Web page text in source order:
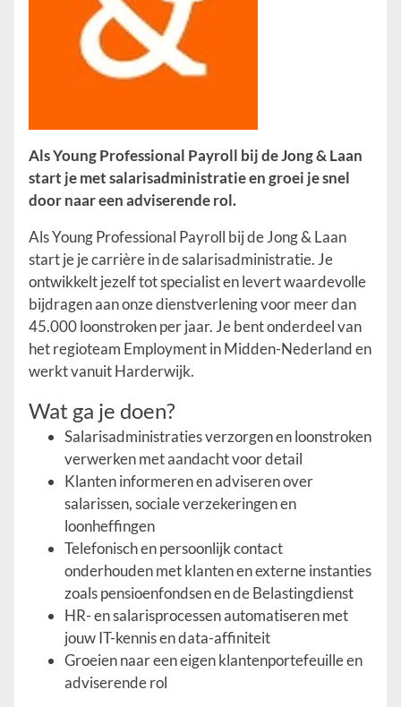
Als Young Professional Payroll bij de Jong & Laan
start je met salarisadministratie en groei je snel
door naar een adviserende rol.
Als Young Professional Payroll bij de Jong & Laan
start je je carrière in de salarisadministratie. Je
ontwikkelt jezelf tot specialist en levert waardevolle
bijdragen aan onze dienstverlening voor meer dan
45.000 loonstroken per jaar. Je bent onderdeel van
het regioteam Employment in Midden-Nederland en
werkt vanuit Harderwijk.
Wat ga je doen?
Salarisadministraties verzorgen en loonstroken
verwerken met aandacht voor detail
Klanten informeren en adviseren over
salarissen, sociale verzekeringen en
loonheffingen
Telefonisch en persoonlijk contact
onderhouden met klanten en externe instanties
zoals pensioenfondsen en de Belastingdienst
HR- en salarisprocessen automatiseren met
jouw IT-kennis en data-affiniteit
Groeien naar een eigen klantenportefeuille en
adviserende rol